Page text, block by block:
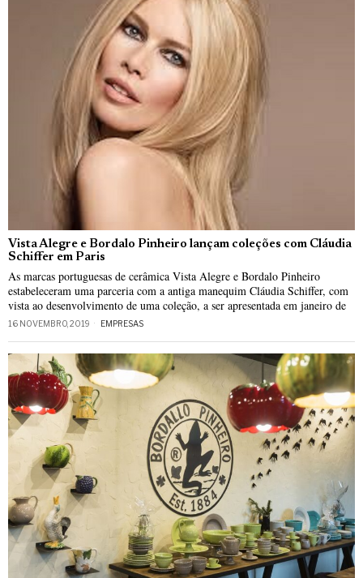
Vista Alegre e Bordalo Pinheiro lançam coleções com Cláudia
Schiffer em Paris
As marcas portuguesas de cerâmica Vista Alegre e Bordalo Pinheiro
estabeleceram uma parceria com a antiga manequim Cláudia Schiffer, com
vista ao desenvolvimento de uma coleção, a ser apresentada em janeiro de
16 NOVEMBRO, 2019 EMPRESAS